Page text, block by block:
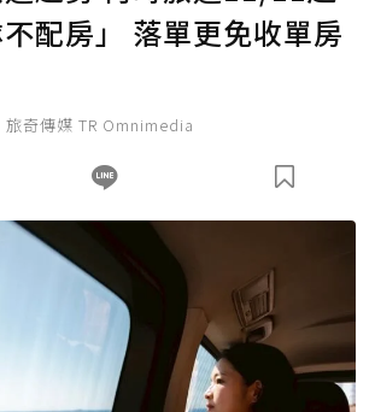
配房」 落單更免收單房
旅奇傳媒 TR Omnimedia